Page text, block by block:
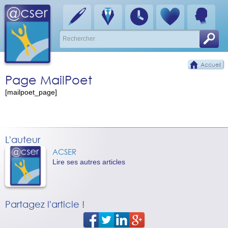
Accueil
Page MailPoet
[mailpoet_page]
L'auteur
ACSER
Lire ses autres articles
Partagez l'article !